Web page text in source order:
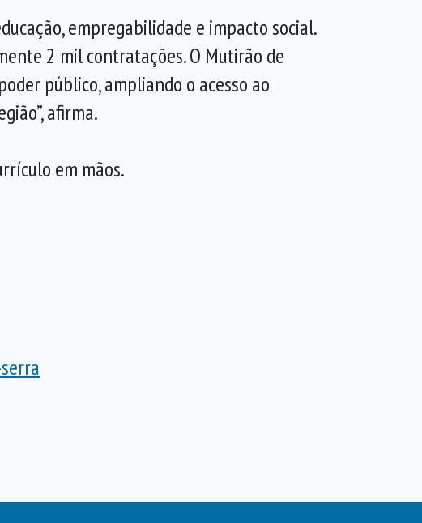
empregabilidade e impacto social.
2 mil contratações. O Mutirão de
público, ampliando o acesso ao
afirma.
em mãos.